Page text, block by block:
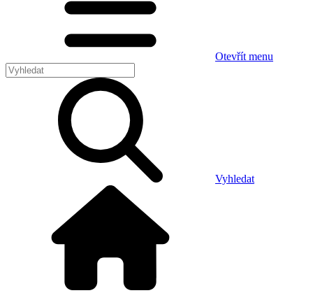
Otevřít menu
Vyhledat